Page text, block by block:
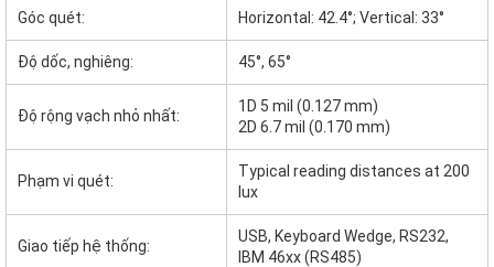
Góc quét: Horizontal: 42.4°; Vertical: 33°
Độ dốc, nghiêng: 45°, 65°
Độ rộng vạch nhỏ nhất:
1D 5 mil (0.127 mm)
2D 6.7 mil (0.170 mm)
Phạm vi quét:
Typical reading distances at 200
lux
Giao tiếp hệ thống:
USB, Keyboard Wedge, RS232,
IBM 46xx (RS485)